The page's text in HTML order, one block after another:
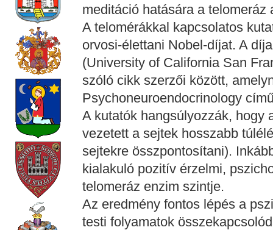
meditáció hatására a telomeráz
A telomérákkal kapcsolatos
orvosi-élettani Nobel-díjat. A
(University of California San
szóló cikk szerzői között,
Psychoneuroendocrinology
A kutatók hangsúlyozzák, hogy
vezetett a sejtek hosszabb
sejtekre összpontosítani).
kialakuló pozitív érzelmi,
telomeráz enzim szintje.
Az eredmény fontos lépés a
testi folyamatok